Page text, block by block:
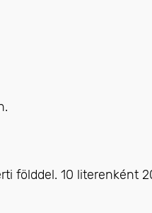
földdel. 10 literenként